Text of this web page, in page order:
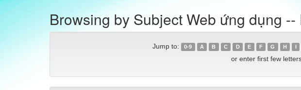
Browsing by Subject Web ứng dụng
Jump to: 0-9 A B C D E F G H I
or enter first few